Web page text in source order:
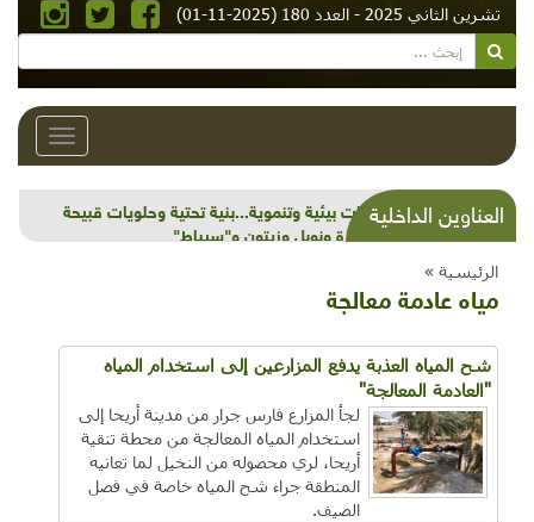
تشرين الثاني 2025 - العدد 180 (2025-11-01)
Toggle
العناوين الداخليةشذرات بيئية وتنموية...بنية تحتية وحلويات قبيحة
وحاكورة ونوبل وزيتون و"سيباط"
الرئيسية »
مياه عادمة معالجة
شح المياه العذبة يدفع المزارعين إلى استخدام المياه
"العادمة المعالجة"
لجأ المزارع فارس جرار من مدينة أريحا إلى
استخدام المياه المعالجة من محطة تنقية
أريحا، لري محصوله من النخيل لما تعانيه
المنطقة جراء شح المياه خاصة في فصل
الصيف.